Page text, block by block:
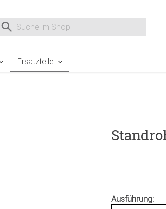
Suche nach
Ersatzteile
Ausführung: